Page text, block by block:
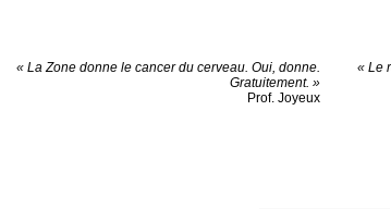
« La Zone donne le cancer du cerveau. Oui, donne.
Gratuitement. »
Prof. Joyeux
« Le